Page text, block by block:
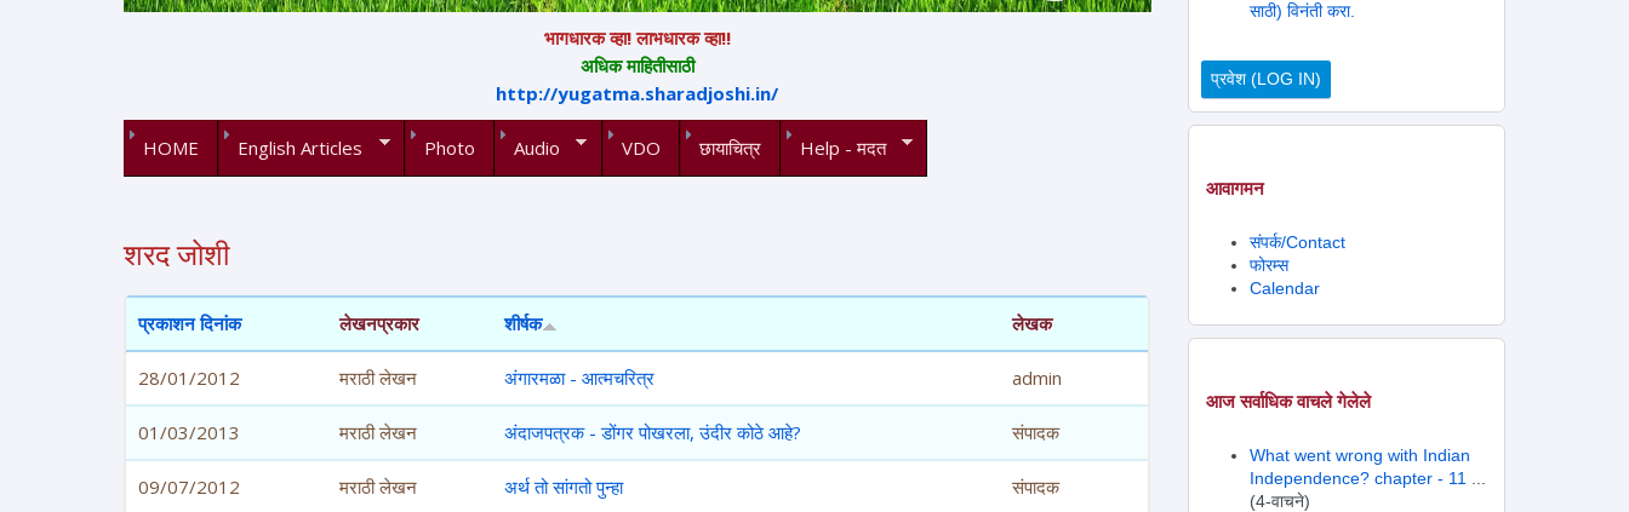
भागधारक व्हा! लाभधारक व्हा!!
अधिक माहितीसाठी
http://yugatma.sharadjoshi.in/
HOME English Articles Photo Audio VDO छायाचित्र Help - मदत
शरद जोशी
प्रकाशन दिनांक लेखनप्रकार शीर्षक लेखक
28/01/2012 मराठी लेखन अंगारमळा - आत्मचरित्र admin
01/03/2013 मराठी लेखन अंदाजपत्रक - डोंगर पोखरला, उंदीर कोठे आहे? संपादक
09/07/2012 मराठी लेखन अर्थ तो सांगतो पुन्हा संपादक
साठी) विनंती करा.
आवागमन
संपर्क/Contact
फोरम्स
Calendar
आज सर्वाधिक वाचले गेलेले
What went wrong with Indian
Independence? chapter - 11
(4-वाचने)